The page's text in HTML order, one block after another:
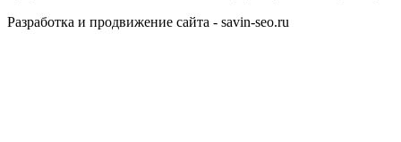
Разработка и продвижение сайта - savin-seo.ru